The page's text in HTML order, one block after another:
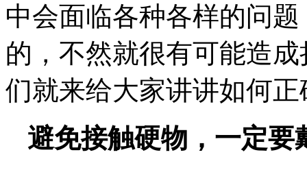
中会面临各种各样的问
的，不然就很有可能造
们就来给大家讲讲如何
避免接触硬物， 一定要